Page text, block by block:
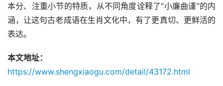
本分、注重小节的特质，从不同角度诠释了“小廉曲谨”的内
涵，让这句古老成语在生肖文化中，有了更真切、更鲜活的
表达。
本文地址：
https://www.shengxiaogu.com/detail/43172.html